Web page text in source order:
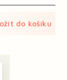
do košíku